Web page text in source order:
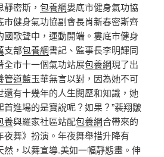
密斯， 包養網婁底市健身氣功協
市健身氣功協副會長肖新春密斯齊
歌聲中，運動開端。婁底市健身
支部包養網書記、監事長李明輝同
市十一個氣功站展包養網現了出
管道藍玉華無言以對，因為她不可
還有十幾年的人生閱歷和知識，她
場的是寶說呢？如果？”裴翔皺
養與羅家社區站配包養網合帶來的
夜舞》扮演。年夜舞舉措升降有
然，以舞宣導.美如一幅靜態畫。伸